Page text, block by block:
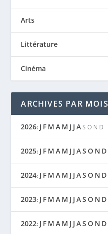
Arts
Littérature
Cinéma
ARCHIVES PAR MOIS
2026: J F M A M J J A S O N D
2025: J F M A M J J AS O N D
2024: J F M A M J J AS O N D
2023: J F M A M J J AS O N D
2022: J F M A M J J AS O N D